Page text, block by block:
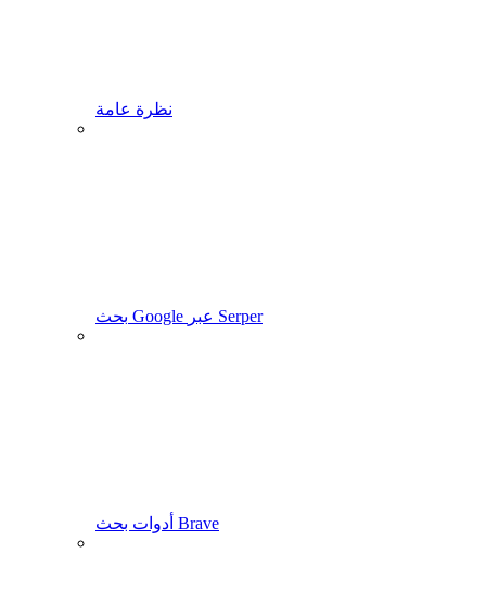
نظرة عامة
بحث Google عبر Serper
أدوات بحث Brave